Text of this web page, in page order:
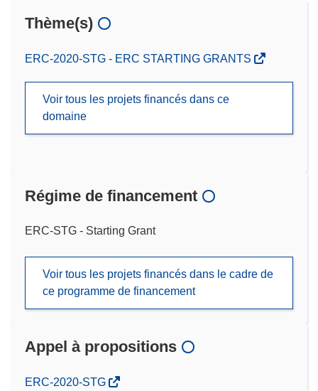
Thème(s)
ERC-2020-STG - ERC STARTING GRANTS
Voir tous les projets financés dans ce
domaine
Régime de financement
ERC-STG - Starting Grant
Voir tous les projets financés dans le cadre de
ce programme de financement
Appel à propositions
(s’ouvre
ERC-2020-STG